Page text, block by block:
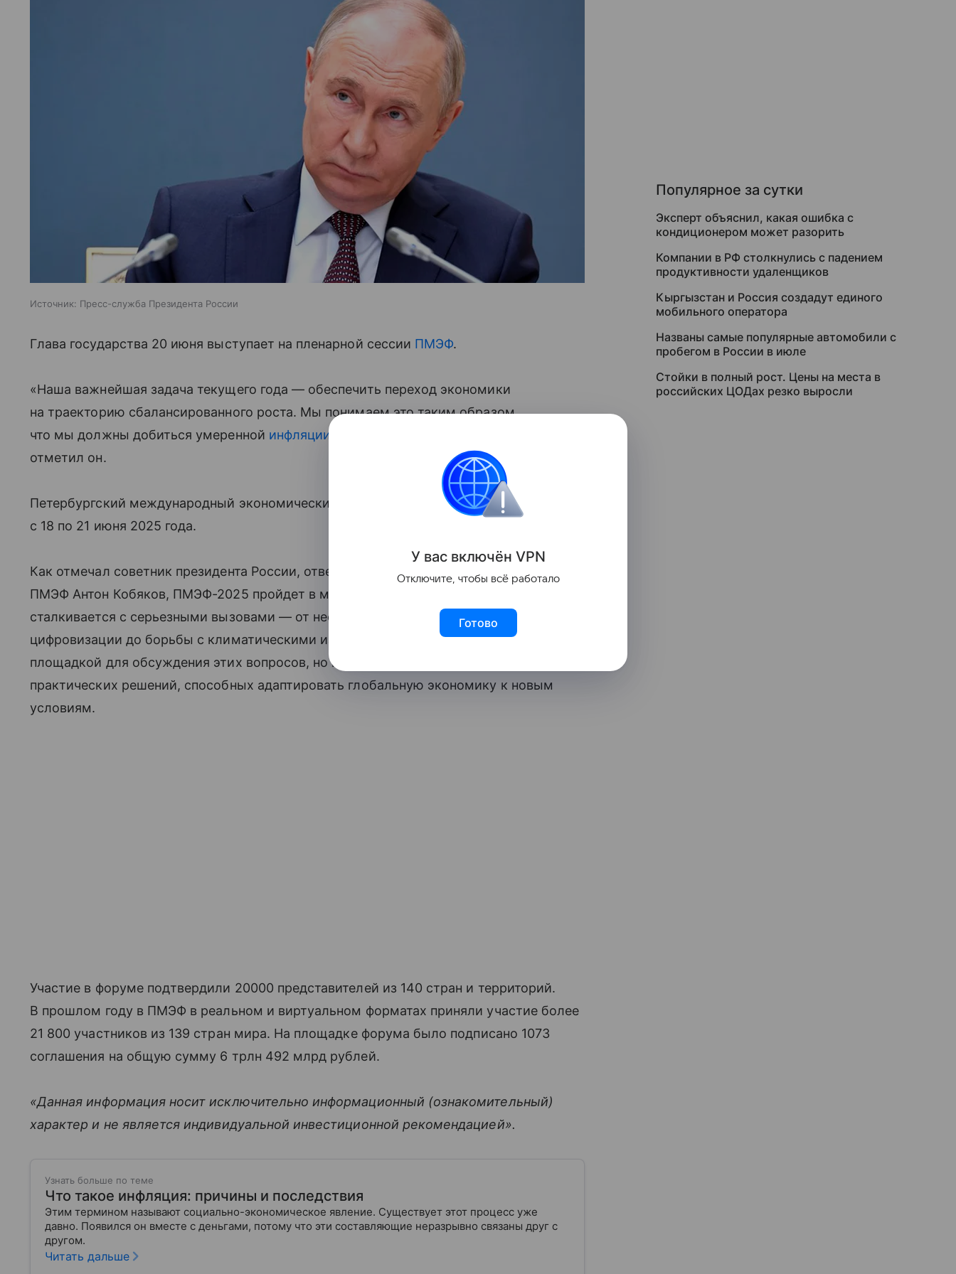
Источник: Пресс-служба Президента России
Глава государства 20 июня выступает на пленарной сессии ПМЭФ.
«Наша важнейшая задача текущего года — обеспечить переход экономики
на траекторию сбалансированного роста. Мы понимаем это таким образом,
что мы должны добиться умеренной инфляции
отметил он.
Петербургский международный экономический форум проходит в Санкт-Петербурге
с 18 по 21 июня 2025 года.
Как отмечал советник президента России, ответственный секретарь Оргкомитета
ПМЭФ Антон Кобяков, ПМЭФ-2025 пройдет в момент, когда мировая экономика
сталкивается с серьезными вызовами — от необходимости ускоренной
цифровизации до борьбы с климатическими изменениями. Форум станет не только
площадкой для обсуждения этих вопросов, но и для выработки конкретных
практических решений, способных адаптировать глобальную экономику к новым
условиям.
Участие в форуме подтвердили 20000 представителей из 140 стран и территорий.
В прошлом году в ПМЭФ в реальном и виртуальном форматах приняли участие более
21 800 участников из 139 стран мира. На площадке форума было подписано 1073
соглашения на общую сумму 6 трлн 492 млрд рублей.
«Данная информация носит исключительно информационный (ознакомительный)
характер и не является индивидуальной инвестиционной рекомендацией».
Узнать больше по теме
Что такое инфляция: причины и последствия
Этим термином называют социально-экономическое явление. Существует этот процесс уже
давно. Появился он вместе с деньгами, потому что эти составляющие неразрывно связаны друг с
другом.
Читать дальше
Популярное за сутки
Эксперт объяснил, какая ошибка с
кондиционером может разорить
Компании в РФ столкнулись с падением
продуктивности удаленщиков
Кыргызстан и Россия создадут единого
мобильного оператора
Названы самые популярные автомобили с
пробегом в России в июле
Стойки в полный рост. Цены на места в
российских ЦОДах резко выросли
У вас включён VPN
Отключите, чтобы всё работало
Готово